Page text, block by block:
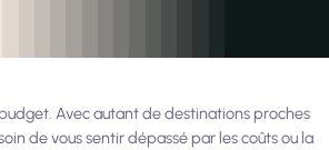
Avec autant de destinations proches
de vous sentir dépassé par les coûts ou la